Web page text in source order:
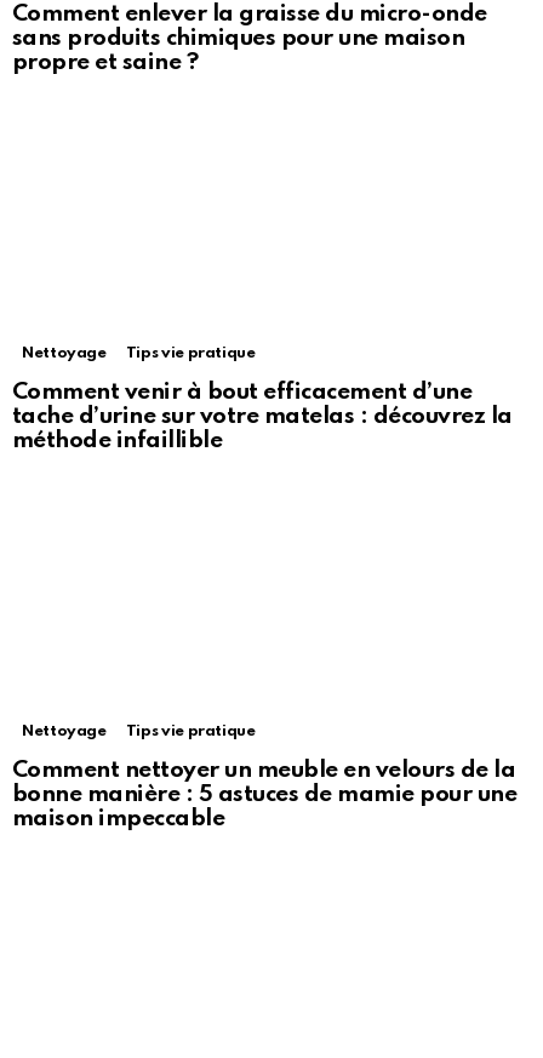
Comment enlever la graisse du micro-onde
sans produits chimiques pour une maison
propre et saine ?
Nettoyage Tips vie pratique
Comment venir à bout efficacement d’une
tache d’urine sur votre matelas : découvrez la
méthode infaillible
Nettoyage Tips vie pratique
Comment nettoyer un meuble en velours de la
bonne manière : 5 astuces de mamie pour une
maison impeccable